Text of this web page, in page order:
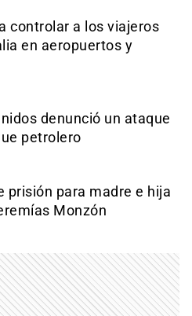
controlar a los viajeros
en aeropuertos y
denunció un ataque
petrolero
prisión para madre e hija
Monzón